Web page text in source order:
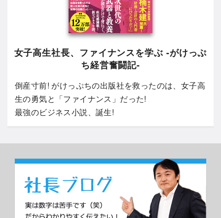
女子高生社長、ファイナンスを学ぶ -がけっぷ
ち経営奮闘記-
倒産寸前! がけっぷちの出版社を救ったのは、女子高
生の勇気と「ファイナンス」だった!
最強のビジネス小説、誕生!